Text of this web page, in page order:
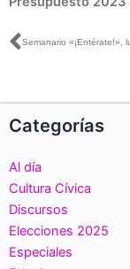
Ant
Categorías
Al día
Cultura Cívica
Discursos
Elecciones 2025
Especiales